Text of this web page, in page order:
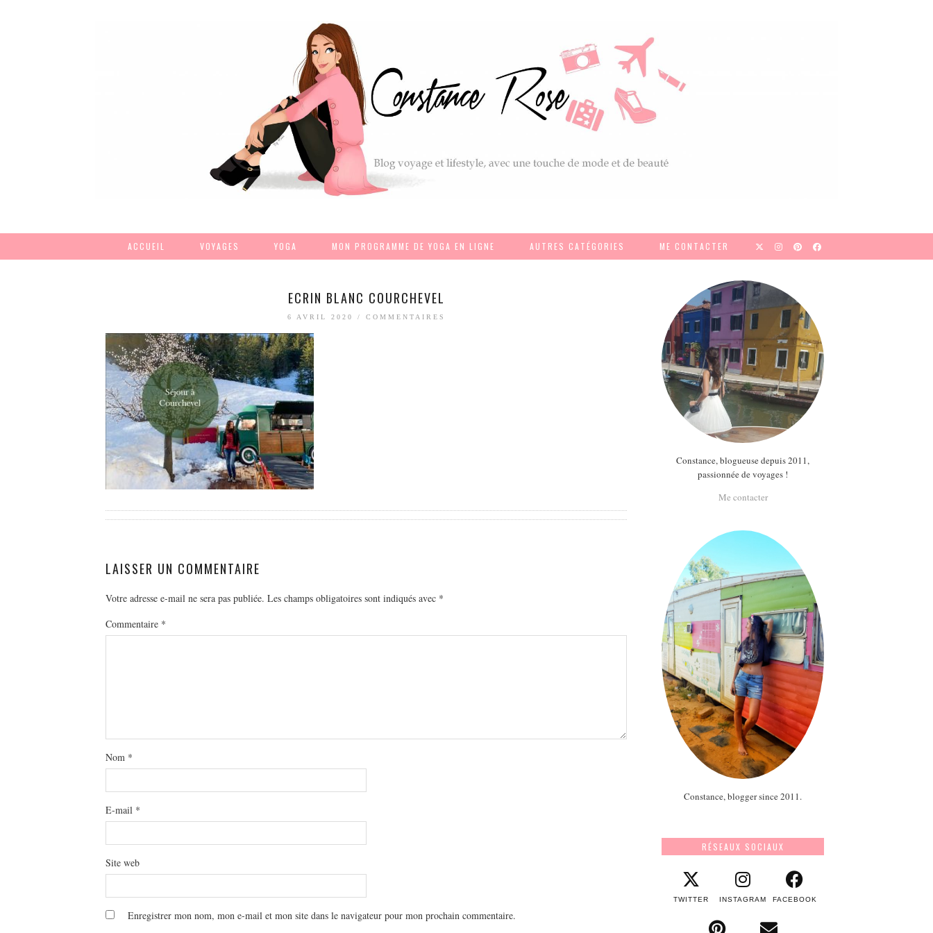
ACCUEIL VOYAGES YOGA MON PROGRAMME DE YOGA EN LIGNE AUTRES CATÉGORIES ME CONTACTER
ECRIN BLANC COURCHEVEL
6 AVRIL 2020 / COMMENTAIRES
LAISSER UN COMMENTAIRE
Votre adresse e-mail ne sera pas publiée. Les champs obligatoires sont indiqués avec *
Commentaire *
Nom *
E-mail *
Site web
Enregistrer mon nom, mon e-mail et mon site dans le navigateur pour mon prochain commentaire.
Constance, blogueuse depuis 2011,
passionnée de voyages !
Me contacter
Constance, blogger since 2011.
RÉSEAUX SOCIAUX
TWITTER INSTAGRAM FACEBOOK